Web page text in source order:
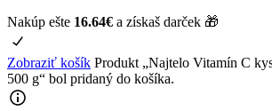
Nakúp ešte 16.64€ a získaš darček 🎁
Zobraziť košík Produkt „Najtelo Vitamín C
500 g“ bol pridaný do košíka.